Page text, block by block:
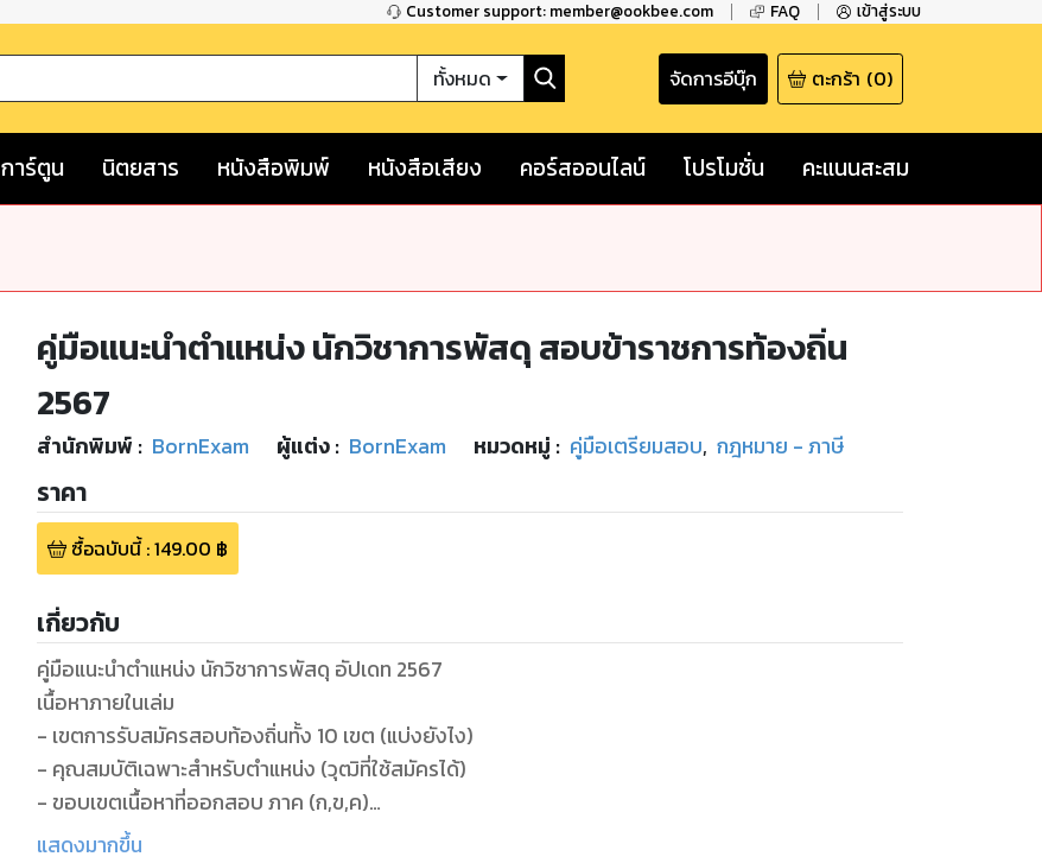
Customer support: member@ookbee.com FAQ เข้าสู่ระบบ
ทั้งหมด จัดการอีบุ๊ก ตะกร้า (0)
การ์ตูน นิตยสาร หนังสือพิมพ์ หนังสือเสียง คอร์สออนไลน์ โปรโมชั่น คะแนนสะสม
คู่มือแนะนำตำแหน่ง นักวิชาการพัสดุ สอบข้าราชการท้องถิ่น
2567
สำนักพิมพ์ : BornExam ผู้แต่ง : BornExam หมวดหมู่ : คู่มือเตรียมสอบ, กฎหมาย - ภาษี
ราคา
ซื้อฉบับนี้:149.00 ฿
เกี่ยวกับ
คู่มือแนะนำตำแหน่ง นักวิชาการพัสดุ อัปเดท 2567
เนื้อหาภายในเล่ม
- เขตการรับสมัครสอบท้องถิ่นทั้ง 10 เขต (แบ่งยังไง)
- คุณสมบัติเฉพาะสำหรับตำแหน่ง (วุฒิที่ใช้สมัครได้)
- ขอบเขตเนื้อหาที่ออกสอบ ภาค (ก,ข,ค)
- มาตรฐานกำหนดตำแหน่ง (ความรู้ความสามารถที่ต้องมี)
แสดงมากขึ้น